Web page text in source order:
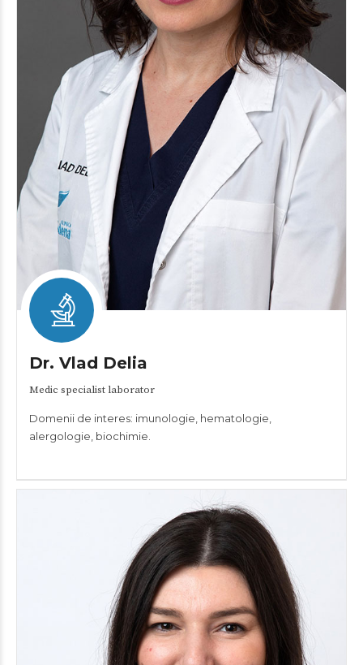
Dr. Vlad Delia
Medic specialist laborator
Domenii de interes: imunologie, hematologie,
alergologie, biochimie.